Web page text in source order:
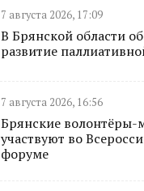
7 августа 2026, 17:09
В Брянской области
развитие
7 августа 2026, 16:56
Брянские волонтёры-
участвуют во
форуме